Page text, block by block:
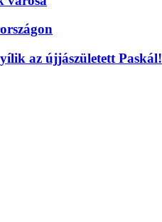
az újjászületett Paskál!